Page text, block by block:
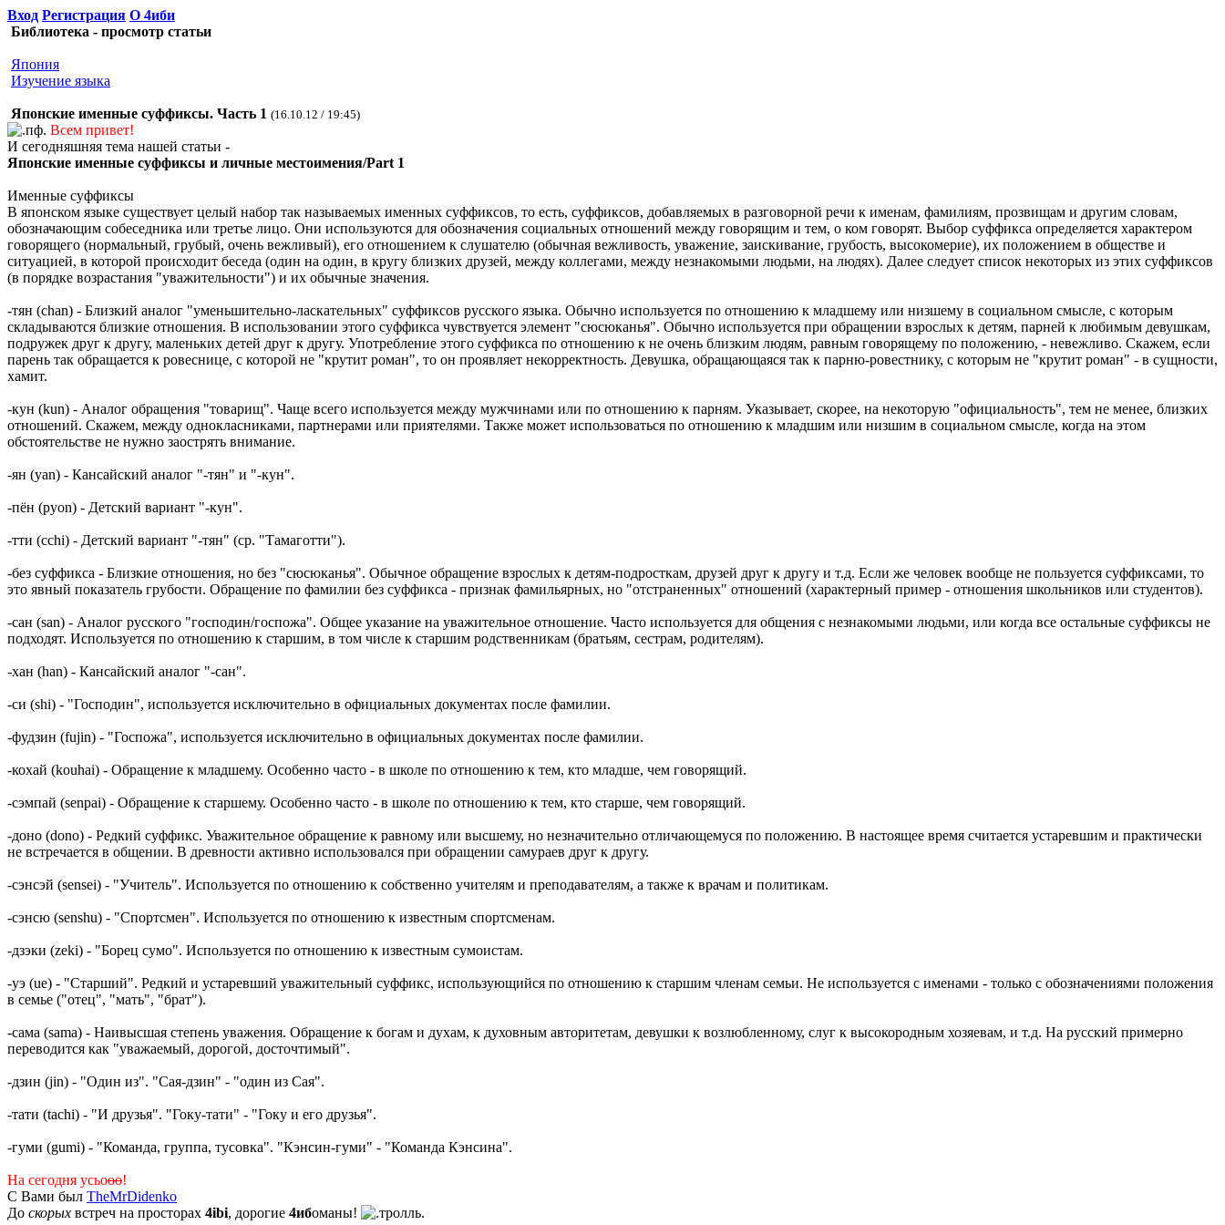
Вход Регистрация О 4иби
Библиотека - просмотр статьи
Япония
Изучение языка
Японские именные суффиксы. Часть 1 (16.10.12 / 19:45)
Всем привет!
И сегодняшняя тема нашей статьи -
Японские именные суффиксы и личные местоимения/Part 1
Именные суффиксы
В японском языке существует целый набор так называемых именных суффиксов, то есть, суффиксов, добавляемых в разговорной речи к именам, фамилиям, прозвищам и другим словам,
обозначающим собеседника или третье лицо. Они используются для обозначения социальных отношений между говорящим и тем, о ком говорят. Выбор суффикса определяется характером
говорящего (нормальный, грубый, очень вежливый), его отношением к слушателю (обычная вежливость, уважение, заискивание, грубость, высокомерие), их положением в обществе и
ситуацией, в которой происходит беседа (один на один, в кругу близких друзей, между коллегами, между незнакомыми людьми, на людях). Далее следует список некоторых из этих суффиксов
(в порядке возрастания "уважительности") и их обычные значения.
-тян (chan) - Близкий аналог "уменьшительно-ласкательных" суффиксов русского языка. Обычно используется по отношению к младшему или низшему в социальном смысле, с которым
складываются близкие отношения. В использовании этого суффикса чувствуется элемент "сюсюканья". Обычно используется при обращении взрослых к детям, парней к любимым девушкам,
подружек друг к другу, маленьких детей друг к другу. Употребление этого суффикса по отношению к не очень близким людям, равным говорящему по положению, - невежливо. Скажем, если
парень так обращается к ровеснице, с которой не "крутит роман", то он проявляет некорректность. Девушка, обращающаяся так к парню-ровестнику, с которым не "крутит роман" - в сущности,
хамит.
-кун (kun) - Аналог обращения "товарищ". Чаще всего используется между мужчинами или по отношению к парням. Указывает, скорее, на некоторую "официальность", тем не менее, близких
отношений. Скажем, между однокласниками, партнерами или приятелями. Также может использоваться по отношению к младшим или низшим в социальном смысле, когда на этом
обстоятельстве не нужно заострять внимание.
-ян (yan) - Кансайский аналог "-тян" и "-кун".
-пён (pyon) - Детский вариант "-кун".
-тти (cchi) - Детский вариант "-тян" (ср. "Тамаготти").
-без суффикса - Близкие отношения, но без "сюсюканья". Обычное обращение взрослых к детям-подросткам, друзей друг к другу и т.д. Если же человек вообще не пользуется суффиксами, то
это явный показатель грубости. Обращение по фамилии без суффикса - признак фамильярных, но "отстраненных" отношений (характерный пример - отношения школьников или студентов).
-сан (san) - Аналог русского "господин/госпожа". Общее указание на уважительное отношение. Часто используется для общения с незнакомыми людьми, или когда все остальные суффиксы не
подходят. Используется по отношению к старшим, в том числе к старшим родственникам (братьям, сестрам, родителям).
-хан (han) - Кансайский аналог "-сан".
-си (shi) - "Господин", используется исключительно в официальных документах после фамилии.
-фудзин (fujin) - "Госпожа", используется исключительно в официальных документах после фамилии.
-кохай (kouhai) - Обращение к младшему. Особенно часто - в школе по отношению к тем, кто младше, чем говорящий.
-сэмпай (senpai) - Обращение к старшему. Особенно часто - в школе по отношению к тем, кто старше, чем говорящий.
-доно (dono) - Редкий суффикс. Уважительное обращение к равному или высшему, но незначительно отличающемуся по положению. В настоящее время считается устаревшим и практически
не встречается в общении. В древности активно использовался при обращении самураев друг к другу.
-сэнсэй (sensei) - "Учитель". Используется по отношению к собственно учителям и преподавателям, а также к врачам и политикам.
-сэнсю (senshu) - "Спортсмен". Используется по отношению к известным спортсменам.
-дзэки (zeki) - "Борец сумо". Используется по отношению к известным сумоистам.
-уэ (ue) - "Старший". Редкий и устаревший уважительный суффикс, использующийся по отношению к старшим членам семьи. Не используется с именами - только с обозначениями положения
в семье ("отец", "мать", "брат").
-сама (sama) - Наивысшая степень уважения. Обращение к богам и духам, к духовным авторитетам, девушки к возлюбленному, слуг к высокородным хозяевам, и т.д. На русский примерно
переводится как "уважаемый, дорогой, досточтимый".
-дзин (jin) - "Один из". "Сая-дзин" - "один из Сая".
-тати (tachi) - "И друзья". "Гоку-тати" - "Гоку и его друзья".
-гуми (gumi) - "Команда, группа, тусовка". "Кэнсин-гуми" - "Команда Кэнсина".
На сегодня усьооо!
C Вами был TheMrDidenko
До скорых встреч на просторах 4ibi, дорогие 4ибоманы!